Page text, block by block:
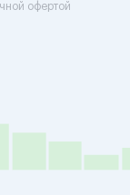
офертой